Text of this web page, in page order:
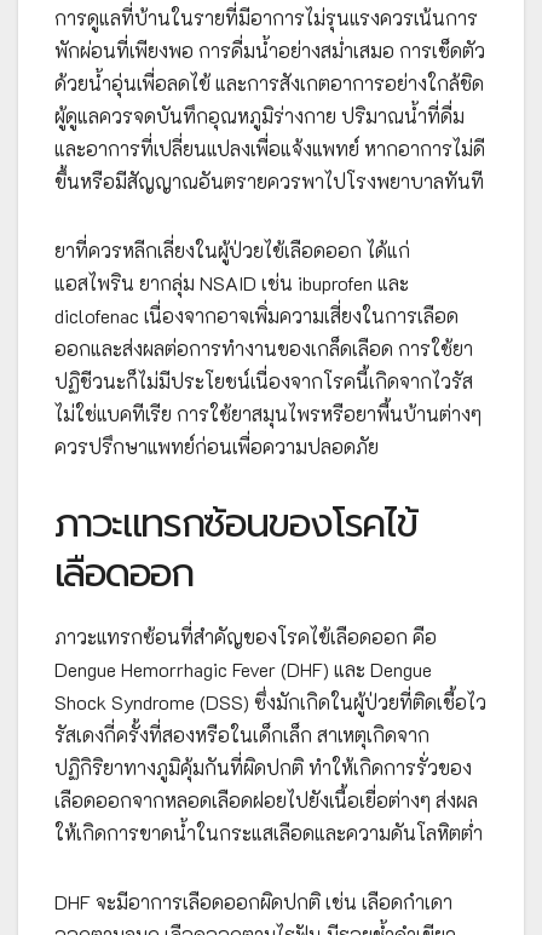
การดูแลที่บ้านในรายที่มีอาการไม่รุนแรงควรเน้นการ
พักผ่อนที่เพียงพอ การดื่มน้ำอย่างสม่ำเสมอ การเช็ดตัว
ด้วยน้ำอุ่นเพื่อลดไข้ และการสังเกตอาการอย่างใกล้ชิด
ผู้ดูแลควรจดบันทึกอุณหภูมิร่างกาย ปริมาณน้ำที่ดื่ม
และอาการที่เปลี่ยนแปลงเพื่อแจ้งแพทย์ หากอาการไม่ดี
ขึ้นหรือมีสัญญาณอันตรายควรพาไปโรงพยาบาลทันที
ยาที่ควรหลีกเลี่ยงในผู้ป่วยไข้เลือดออก ได้แก่
แอสไพริน ยากลุ่ม NSAID เช่น ibuprofen และ
diclofenac เนื่องจากอาจเพิ่มความเสี่ยงในการเลือด
ออกและส่งผลต่อการทำงานของเกล็ดเลือด การใช้ยา
ปฏิชีวนะก็ไม่มีประโยชน์เนื่องจากโรคนี้เกิดจากไวรัส
ไม่ใช่แบคทีเรีย การใช้ยาสมุนไพรหรือยาพื้นบ้านต่างๆ
ควรปรึกษาแพทย์ก่อนเพื่อความปลอดภัย
ภาวะแทรกซ้อนของโรคไข้
เลือดออก
ภาวะแทรกซ้อนที่สำคัญของโรคไข้เลือดออก คือ
Dengue Hemorrhagic Fever (DHF) และ Dengue
Shock Syndrome (DSS) ซึ่งมักเกิดในผู้ป่วยที่ติดเชื้อไว
รัสเดงกี่ครั้งที่สองหรือในเด็กเล็ก สาเหตุเกิดจาก
ปฏิกิริยาทางภูมิคุ้มกันที่ผิดปกติ ทำให้เกิดการรั่วของ
เลือดออกจากหลอดเลือดฝอยไปยังเนื้อเยื่อต่างๆ ส่งผล
ให้เกิดการขาดน้ำในกระแสเลือดและความดันโลหิตต่ำ
DHF จะมีอาการเลือดออกผิดปกติ เช่น เลือดกำเดา